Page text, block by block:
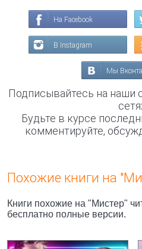
На Facebook
В Instagram
Мы
Подписывайтесь на наши
Будьте в курсе
комментируйте,
Похожие книги на
Книги похожие на "Мистер"
бесплатно полные версии.